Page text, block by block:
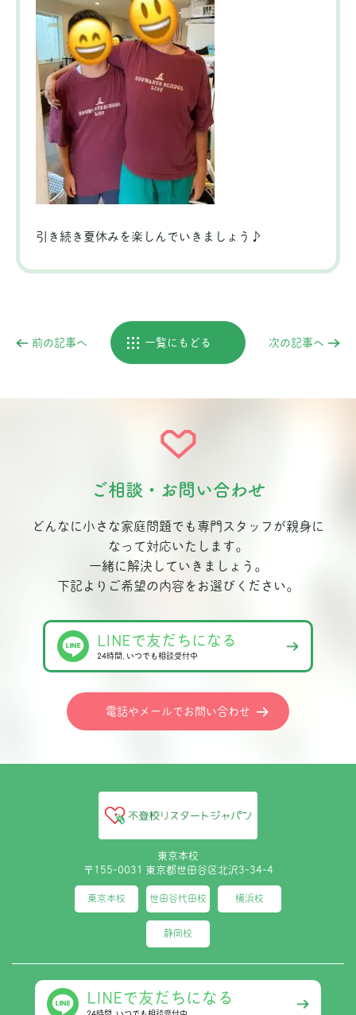
引き続き夏休みを楽しんでいきましょう♪
前の記事へ 一覧にもどる 次の記事へ
ご相談・お問い合わせ
どんなに小さな家庭問題でも専門スタッフが親身に
なって対応いたします。
一緒に解決していきましょう。
下記よりご希望の内容をお選びください。
LINEで友だちになる
24時間､いつでも相談受付中
電話やメールでお問い合わせ
東京本校
〒155-0031 東京都世田谷区北沢3-34-4
東京本校 世田谷代田校 横浜校
静岡校
LINEで友だちになる